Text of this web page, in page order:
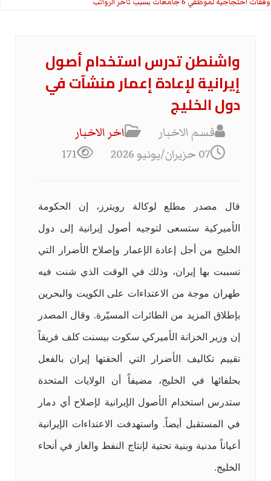
واشنطن تدرس استخدام أصول
إيرانية لإعادة إعمار منشآت في
دول الخليج
قسم الاخبار
اخر الاخبار
07 حزيران/يونيو 2026
171
قال مصدر مطلع لوكالة رويترز، إن الحكومة
الأميركية ستسعى لتوجيه أصول إيرانية إلى دول
الخليج من أجل إعادة الإعمار وإصلاح الأضرار التي
تسببت بها إيران، وذلك في الوقت الذي شنت فيه
طهران موجة من الاعتداءات على الكويت والبحرين
بإطلاق المزيد من الطائرات المسيّرة. وقال المصدر
إن وزير الخزانة الأميركي سكوت بيسنت كلف فريقاً
تقييم تكاليف الأضرار التي ألحقتها إيران بالفعل
بحلفائها في الخليج، مضيفاً أن الولايات المتحدة
ستدرس استخدام الأصول الإيرانية لإصلاح أي دمار
في المستقبل أيضاً. واستهدفت الاعتداءات الإيرانية
أعياناً مدنية وبنية تحتية لإنتاج النفط والغاز في أنحاء
الخليج.